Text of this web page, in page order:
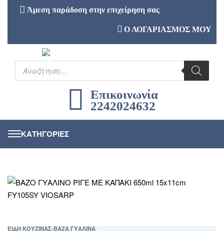
Άμεση παράδοση στην επιχείρηση σας
Ο ΛΟΓΑΡΙΑΣΜΟΣ ΜΟΥ
Επικοινωνία
2242024632
ΕΙΔΗ ΚΟΥΖΙΝΑΣ›ΒΑΖΑ ΓΥΑΛΙΝΑ